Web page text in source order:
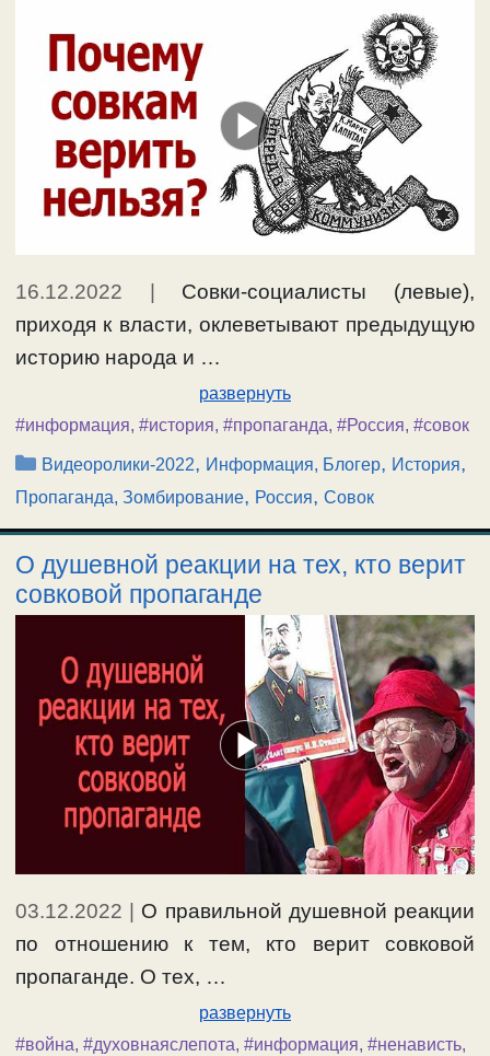
#информация
16.12.2022 | Совки-социалисты (левые),
приходя к власти, оклеветывают предыдущую
историю народа и …
развернуть
#информация, #история, #пропаганда, #Россия, #совок
Рубрики
Видеоролики-2022, Информация, Блогер, История,
Пропаганда, Зомбирование, Россия, Совок
О душевной реакции на тех, кто верит
совковой пропаганде
03.12.2022 | О правильной душевной реакции
по отношению к тем, кто верит совковой
пропаганде. О тех, …
развернуть
#война, #духовнаяслепота, #информация, #ненависть,